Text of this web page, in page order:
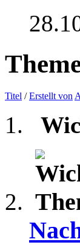
Titel /Erstellt von